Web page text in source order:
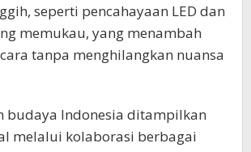
seperti pencahayaan LED dan
memukau, yang menambah
tanpa menghilangkan nuansa
budaya Indonesia ditampilkan
melalui kolaborasi berbagai